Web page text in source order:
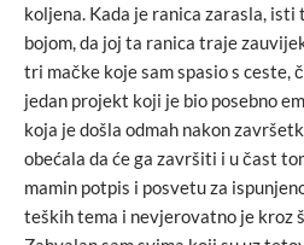
koljena. Kada je ranica zarasla,
bojom, da joj ta ranica traje
tri mačke koje sam spasio s ceste,
jedan projekt koji je bio posebno
koja je došla odmah nakon
obećala da će ga završiti i u čast
mamin potpis i posvetu za
teških tema i nevjerovatno je kroz